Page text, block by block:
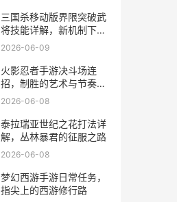
三国杀移动版界限突破武
将技能详解，新机制下的
策略博弈
2026-06-09
火影忍者手游决斗场连
招，制胜的艺术与节奏掌
控
2026-06-08
泰拉瑞亚世纪之花打法详
解，丛林暴君的征服之路
2026-06-08
梦幻西游手游日常任务，
指尖上的西游修行路